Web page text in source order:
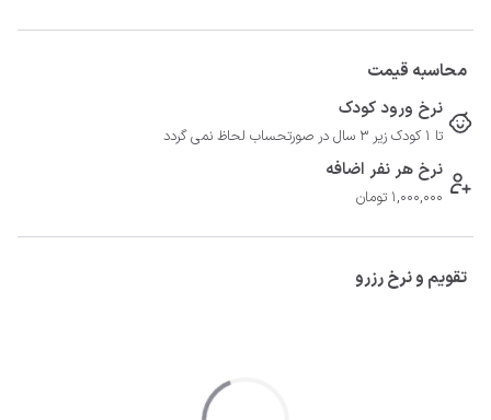
محاسبه قیمت
نرخ ورود کودک
تا 1 کودک زیر 3 سال در صورتحساب لحاظ نمی گردد
نرخ هر نفر اضافه
1,000,000 تومان
تقویم و نرخ رزرو